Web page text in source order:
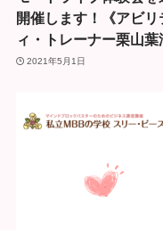
開催します！《アビリ
ィ・トレーナー栗山葉
2021年5月1日